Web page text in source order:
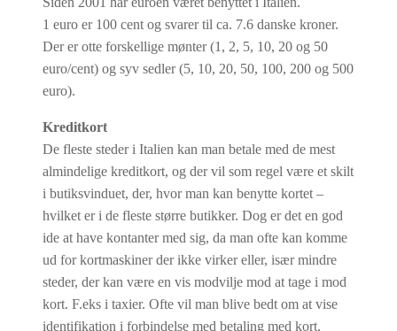
1 euro er 100 cent og svarer til ca. 7.6 danske kroner.
Der er otte forskellige mønter (1, 2, 5, 10, 20 og 50
euro/cent) og syv sedler (5, 10, 20, 50, 100, 200 og 500
euro).
Kreditkort
De fleste steder i Italien kan man betale med de mest
almindelige kreditkort, og der vil som regel være et skilt
i butiksvinduet, der, hvor man kan benytte kortet –
hvilket er i de fleste større butikker. Dog er det en god
ide at have kontanter med sig, da man ofte kan komme
ud for kortmaskiner der ikke virker eller, især mindre
steder, der kan være en vis modvilje mod at tage i mod
kort. F.eks i taxier. Ofte vil man blive bedt om at vise
identifikation i forbindelse med betaling med kort.